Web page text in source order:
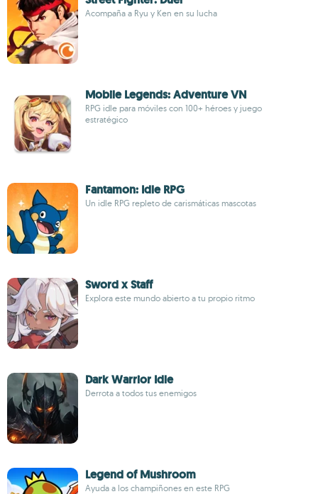
Acompaña a Ryu y Ken en su lucha
Mobile Legends: Adventure VN
RPG idle para móviles con 100+ héroes y juego
estratégico
Fantamon: Idle RPG
Un idle RPG repleto de carismáticas mascotas
Sword x Staff
Explora este mundo abierto a tu propio ritmo
Dark Warrior Idle
Derrota a todos tus enemigos
Legend of Mushroom
Ayuda a los champiñones en este RPG